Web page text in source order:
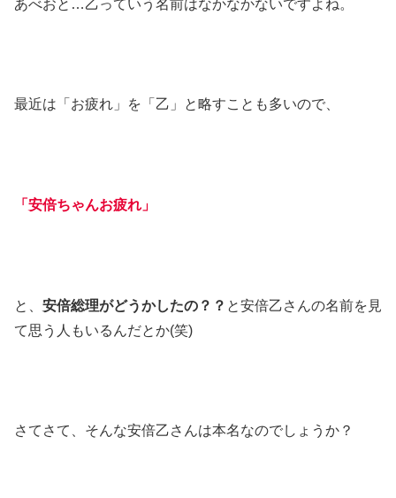
あべおと…乙っていう名前はなかなかないですよね。
最近は「お疲れ」を「乙」と略すことも多いので、
「安倍ちゃんお疲れ」
と、 安倍総理がどうかしたの？？ と安倍乙さんの名前を見
て思う人もいるんだとか(笑)
さてさて、そんな安倍乙さんは本名なのでしょうか？